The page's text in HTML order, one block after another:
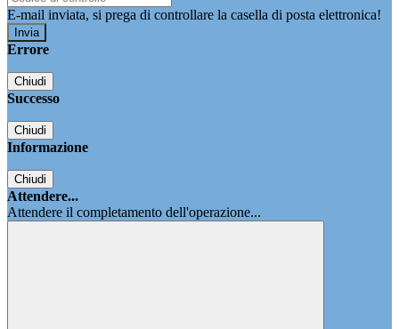
E-mail inviata, si prega di controllare la casella di posta elettronica!
Errore
Chiudi
Successo
Chiudi
Informazione
Chiudi
Attendere...
Attendere il completamento dell'operazione...